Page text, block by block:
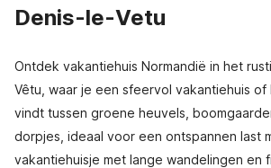
Denis-le-Vetu
Ontdek vakantiehuis Normandië in het
Vêtu, waar je een sfeervol vakantiehuis of
vindt tussen groene heuvels,
dorpjes, ideaal voor een ontspannen last
vakantiehuisje met lange wandelingen en